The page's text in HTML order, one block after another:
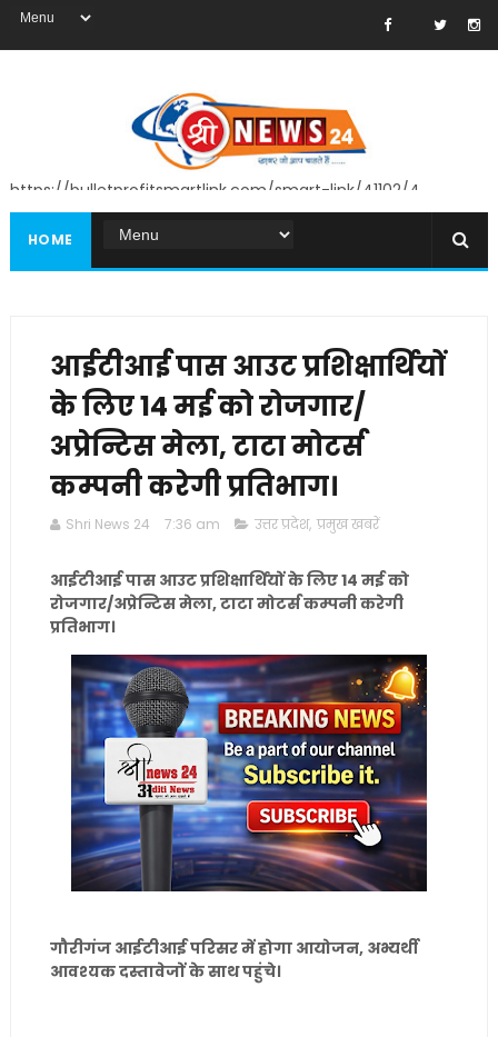
https://bulletprofitsmartlink.com/smart-link/41102/4
HOME
आईटीआई पास आउट प्रशिक्षार्थियों
के लिए 14 मई को रोजगार/
अप्रेन्टिस मेला, टाटा मोटर्स
कम्पनी करेगी प्रतिभाग।
Shri News 24 7:36 am उत्तर प्रदेश, प्रमुख खबरें
आईटीआई पास आउट प्रशिक्षार्थियों के लिए 14 मई को
रोजगार/अप्रेन्टिस मेला, टाटा मोटर्स कम्पनी करेगी
प्रतिभाग।
गौरीगंज आईटीआई परिसर में होगा आयोजन, अभ्यर्थी
आवश्यक दस्तावेजों के साथ पहुंचे।